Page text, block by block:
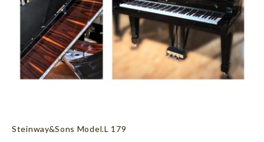
Steinway&Sons Model.L 179